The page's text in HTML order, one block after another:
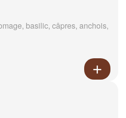
basilic, câpres, anchois,